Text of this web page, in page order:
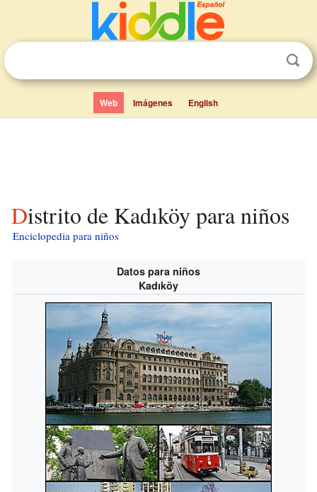
Web Imágenes English
Distrito de Kadıköy para niños
Enciclopedia para niños
Datos para niños
Kadıköy